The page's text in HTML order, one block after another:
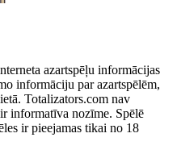
azartspēļu informācijas
informāciju par azartspēlēm,
Totalizators.com nav
informatīva nozīme. Spēlē
ir pieejamas tikai no 18